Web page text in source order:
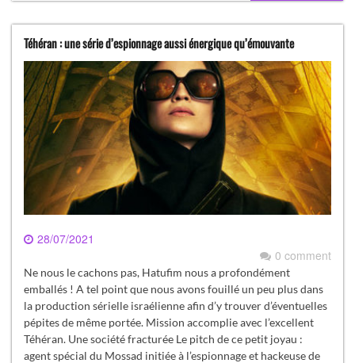
Téhéran : une série d’espionnage aussi énergique qu’émouvante
28/07/2021
0 comment
Ne nous le cachons pas, Hatufim nous a profondément
emballés ! A tel point que nous avons fouillé un peu plus dans
la production sérielle israélienne afin d’y trouver d’éventuelles
pépites de même portée. Mission accomplie avec l’excellent
Téhéran. Une société fracturée Le pitch de ce petit joyau :
agent spécial du Mossad initiée à l’espionnage et hackeuse de